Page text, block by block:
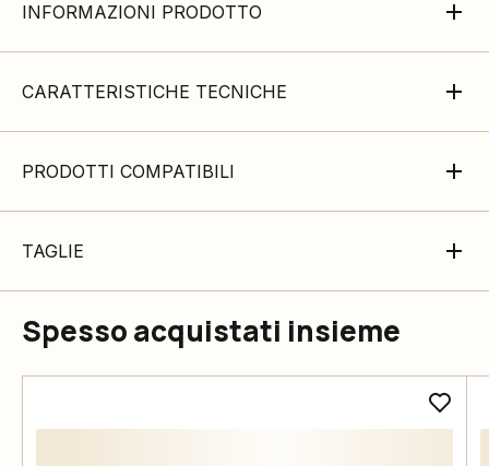
INFORMAZIONI PRODOTTO
CARATTERISTICHE TECNICHE
PRODOTTI COMPATIBILI
TAGLIE
Spesso acquistati insieme